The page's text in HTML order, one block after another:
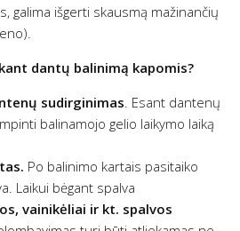
galima išgerti skausmą mažinančių
dantų balinimą kapomis?
sudirginimas . Esant dantenų
balinamojo gelio laikymo laiką
Po balinimo kartais pasitaiko
Laikui bėgant spalva
vainikėliai ir kt. spalvos